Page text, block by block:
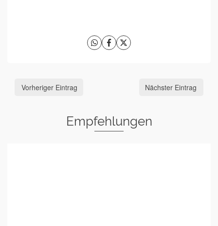
Vorheriger Eintrag Nächster Eintrag
Empfehlungen